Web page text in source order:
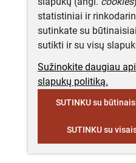
statistiniai ir
sutinkate su
sutikti ir su visų
Sužinokite daugiau
slapukų politiką.
SUTINKU su
SUTINKU su